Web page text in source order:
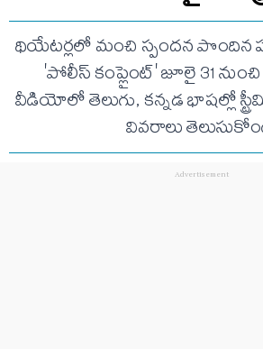
థియేటర్లలో మంచి స్పందన పొందిన
'పోలీస్ కంప్లైంట్' జూలై 31
వీడియోలో తెలుగు, కన్నడ భాషల్లో
వివరాలు